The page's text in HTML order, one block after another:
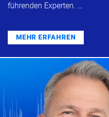
führenden Experten. …
MEHR ERFAHREN